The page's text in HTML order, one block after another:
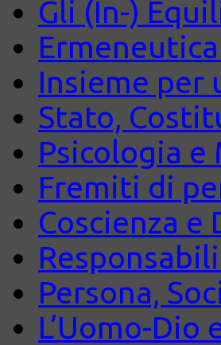
Gli (In-)
Insieme per
Stato,
Psicologia e
Fremiti di
Coscienza e
Persona,
L’Uomo-Dio